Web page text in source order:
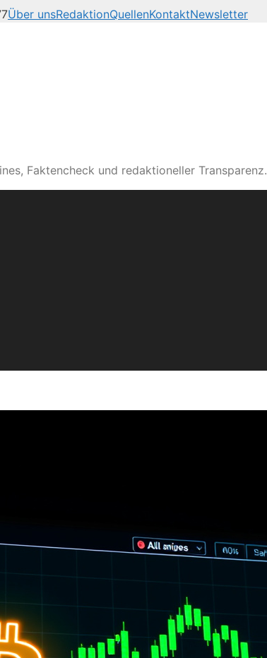
Über unsRedaktionQuellenKontaktNewsletter
Faktencheck und redaktioneller Transparenz.